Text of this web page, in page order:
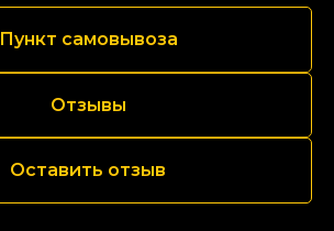
Пункт самовывоза
Отзывы
Оставить отзыв